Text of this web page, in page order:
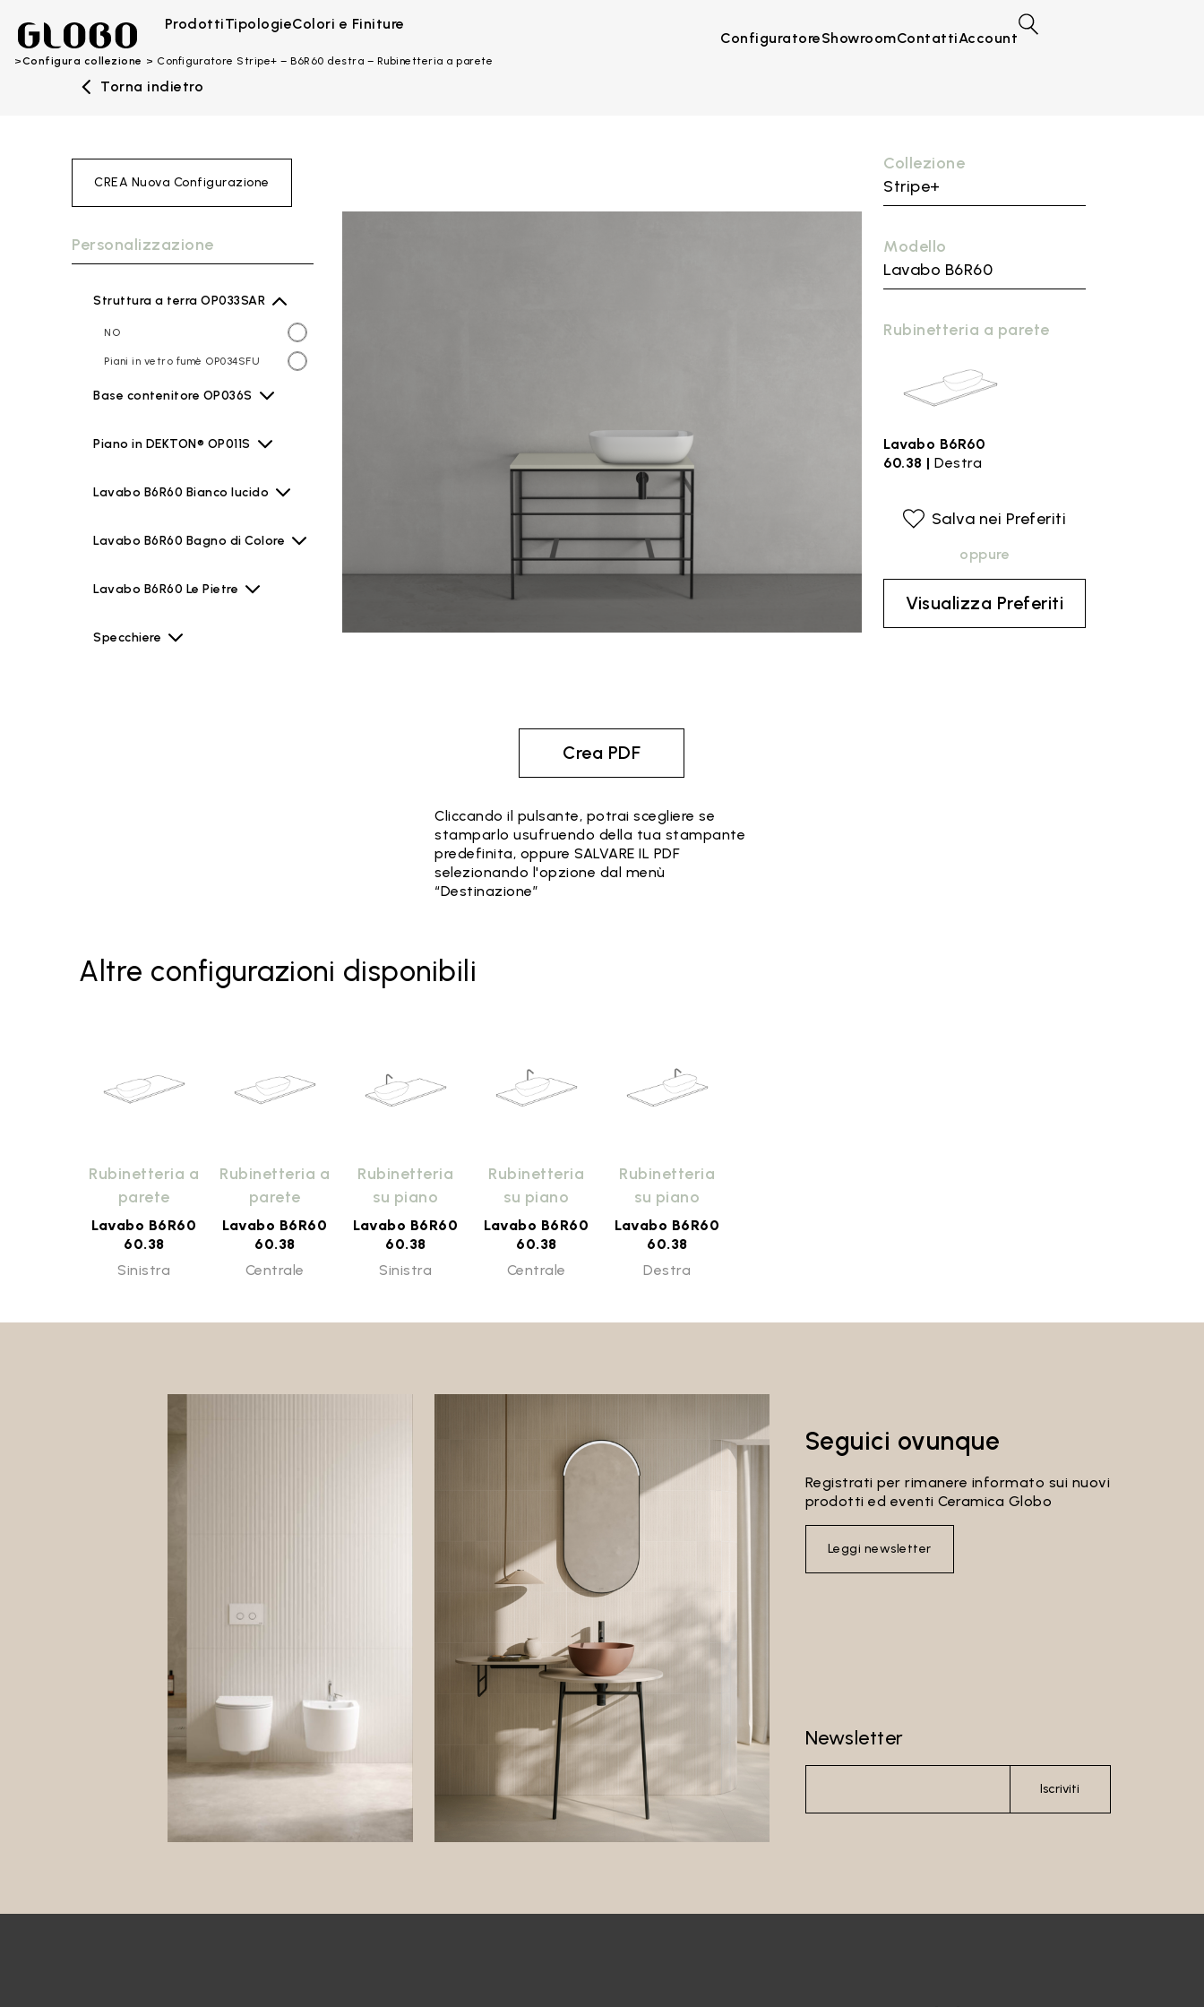
ProdottiTipologieColori e Finiture
ConfiguratoreShowroomContattiAccount
Configura collezione Configuratore Stripe+ – B6R60 destra – Rubinetteria a parete
Torna indietro
CREA Nuova Configurazione
Personalizzazione
Struttura a terra OP033SAR
NO
Piani in vetro fumè OP034SFU
Base contenitore OP036S
Piano in DEKTON® OP011S
Lavabo B6R60 Bianco lucido
Lavabo B6R60 Bagno di Colore
Lavabo B6R60 Le Pietre
Specchiere
Collezione
Stripe+
Modello
Lavabo B6R60
Rubinetteria a parete
Lavabo B6R60
60.38 | Destra
Salva nei Preferiti
oppure
Visualizza Preferiti
Crea PDF
Cliccando il pulsante, potrai scegliere se
stamparlo usufruendo della tua stampante
predefinita, oppure SALVARE IL PDF
selezionando l'opzione dal menù
“Destinazione”
Altre configurazioni disponibili
Rubinetteria a
parete
Lavabo B6R60
60.38
Sinistra
Rubinetteria a
parete
Lavabo B6R60
60.38
Centrale
Rubinetteria
su piano
Lavabo B6R60
60.38
Sinistra
Rubinetteria
su piano
Lavabo B6R60
60.38
Centrale
Rubinetteria
su piano
Lavabo B6R60
60.38
Destra
Seguici ovunque
Registrati per rimanere informato sui nuovi
prodotti ed eventi Ceramica Globo
Leggi newsletter
Newsletter
Iscriviti